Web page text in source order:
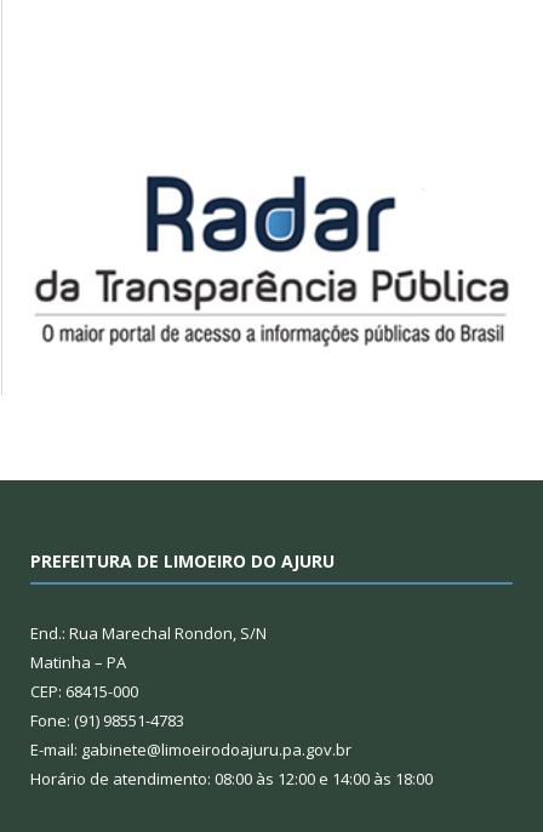
PREFEITURA DE LIMOEIRO DO AJURU
End.: Rua Marechal Rondon, S/N
Matinha – PA
CEP: 68415-000
Fone: (91) 98551-4783
E-mail: gabinete@limoeirodoajuru.pa.gov.br
Horário de atendimento: 08:00 às 12:00 e 14:00 às 18:00